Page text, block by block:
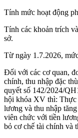
Tính mức hoạt động
Tính các khoản trích
sở.
Từ ngày 1.7.2026,
Đối với các cơ quan,
chính, thu nhập đặc
quyết số 142/2024/
hội khóa XV thì: Thực
lương và thu nhập
viên chức với tiền
bỏ cơ chế tài chính và